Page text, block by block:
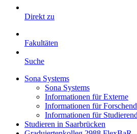
Direkt zu
Fakultäten
Suche
Sona Systems
Sona Systems
Informationen für Externe
Informationen für
Informationen für
Studieren in Saarbrücken